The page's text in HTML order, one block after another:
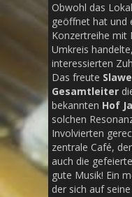
Obwohl das
geöffnet hat und
Konzertreihe mit
Umkreis
interessierten
Das freute
Gesamtleiter
bekannten Hof
solchen
Involvierten
zentrale Café,
auch die
gute Musik! Ein
der sich auf